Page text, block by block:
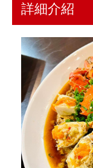
詳細介紹